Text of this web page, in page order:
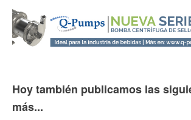
Hoy también publicamos las
más...